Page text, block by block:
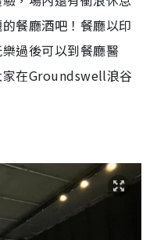
餐廳酒吧！餐廳以印
過後可以到餐廳醫
家在Groundswell浪谷